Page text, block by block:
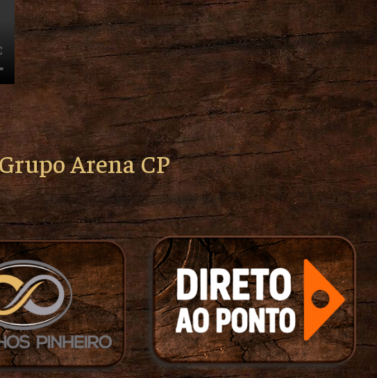
Arena CP